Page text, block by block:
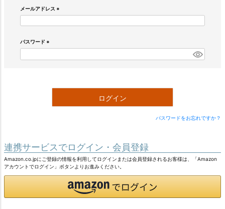
メールアドレス
必
パスワード
必
ログイン
パスワードをお忘れですか？
連携サービスでログイン・会員登録
Amazon.co.jpにご登録の情報を利用してログインまたは会員登録されるお客様は、「Amazon
アカウントでログイン」ボタンよりお進みください。